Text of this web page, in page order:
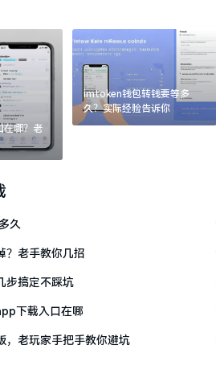
在哪？老
imtoken钱包转钱要等多
久？实际经验告诉你
久
？老手教你几招
步搞定不踩坑
下载入口在哪
老玩家手把手教你避坑